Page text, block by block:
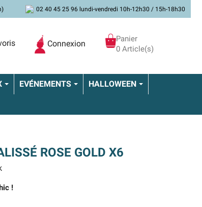
02 40 45 25 96 lundi-vendredi 10h-12h30 / 15h-18h30
Connexion
Panier
0 Article(s)
EVÉNEMENTS HALLOWEEN
ROSE GOLD X6
!